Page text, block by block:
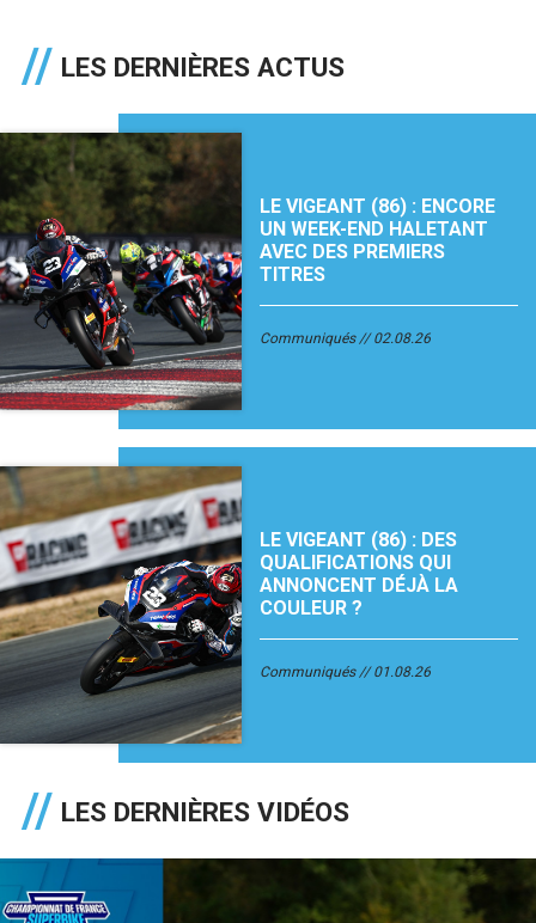
LES DERNIÈRES ACTUS
LE VIGEANT (86) : ENCORE
UN WEEK-END HALETANT
AVEC DES PREMIERS
TITRES
Communiqués 02.08.26
LE VIGEANT (86) : DES
QUALIFICATIONS QUI
ANNONCENT DÉJÀ LA
COULEUR ?
Communiqués 01.08.26
LES DERNIÈRES VIDÉOS